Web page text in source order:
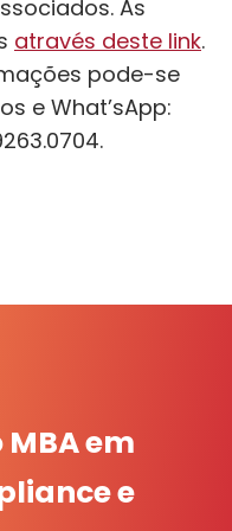
As
através deste link.
pode-se
e What’sApp:
em
e